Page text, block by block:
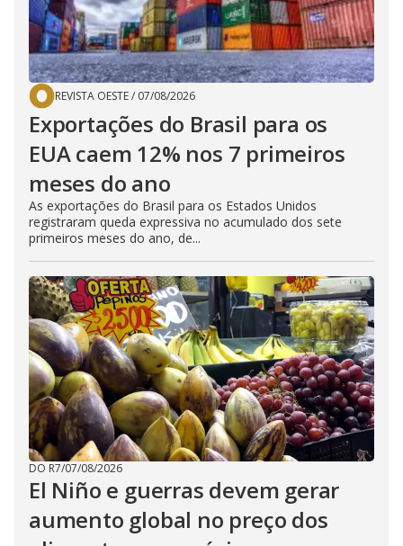
REVISTA OESTE/ 07/08/2026
Exportações do Brasil para os
EUA caem 12% nos 7 primeiros
meses do ano
As exportações do Brasil para os Estados Unidos
registraram queda expressiva no acumulado dos sete
primeiros meses do ano, de...
DO R7/07/08/2026
El Niño e guerras devem gerar
aumento global no preço dos